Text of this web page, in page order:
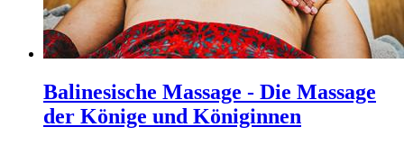
Balinesische Massage - Die Massage
der Könige und Königinnen